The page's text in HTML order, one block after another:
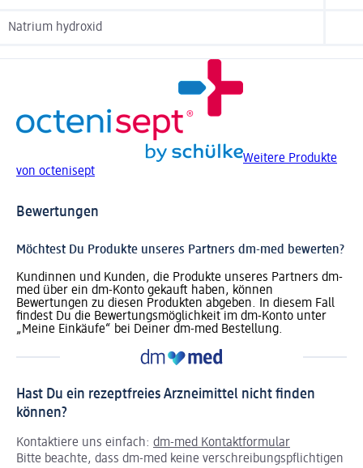
Natrium hydroxid
Weitere Produkte
von octenisept
Bewertungen
Möchtest Du Produkte unseres Partners dm-med bewerten?
Kundinnen und Kunden, die Produkte unseres Partners dm-
med über ein dm-Konto gekauft haben, können
Bewertungen zu diesen Produkten abgeben. In diesem Fall
findest Du die Bewertungsmöglichkeit im dm-Konto unter
„Meine Einkäufe“ bei Deiner dm-med Bestellung.
Hast Du ein rezeptfreies Arzneimittel nicht finden
können?
Kontaktiere uns einfach: dm-med Kontaktformular
Bitte beachte, dass dm-med keine verschreibungspflichtigen